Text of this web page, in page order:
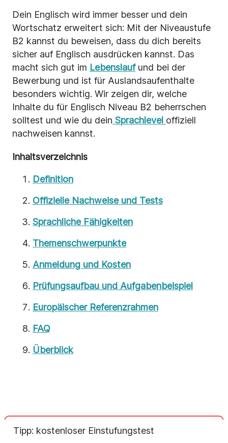
Dein Englisch wird immer besser und dein
Wortschatz erweitert sich: Mit der Niveaustufe
B2 kannst du beweisen, dass du dich bereits
sicher auf Englisch ausdrücken kannst. Das
macht sich gut im Lebenslaufund bei der
Bewerbung und ist für Auslandsaufenthalte
besonders wichtig. Wir zeigen dir, welche
Inhalte du für Englisch Niveau B2 beherrschen
solltest und wie du dein Sprachlevel offiziell
nachweisen kannst.
Inhaltsverzeichnis
Definition
Offizielle Nachweise und Tests
Sprachliche Fähigkeiten
Themenschwerpunkte
Anmeldung und Kosten
Prüfungsaufbau und Aufgabenbeispiel
Europäischer Referenzrahmen
FAQ
Überblick
Tipp: kostenloser Einstufungstest